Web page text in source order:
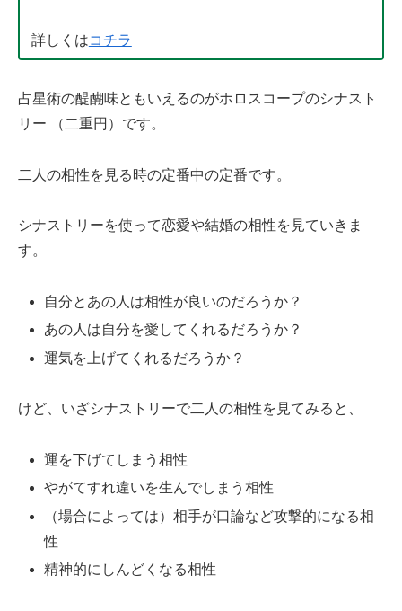
詳しくはコチラ
占星術の醍醐味ともいえるのがホロスコープのシナスト
リー （二重円）です。
二人の相性を見る時の定番中の定番です。
シナストリーを使って恋愛や結婚の相性を見ていきま
す。
自分とあの人は相性が良いのだろうか？
あの人は自分を愛してくれるだろうか？
運気を上げてくれるだろうか？
けど、いざシナストリーで二人の相性を見てみると、
運を下げてしまう相性
やがてすれ違いを生んでしまう相性
（場合によっては）相手が口論など攻撃的になる相
性
精神的にしんどくなる相性